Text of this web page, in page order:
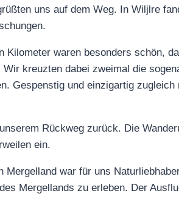
uns auf dem Weg. In Wiljlre
waren besonders schön,
Wir kreuzten dabei zweimal die
Gespenstig und einzigartig
Rückweg zurück. Die
ein.
war für uns
Mergellands zu erleben. Der